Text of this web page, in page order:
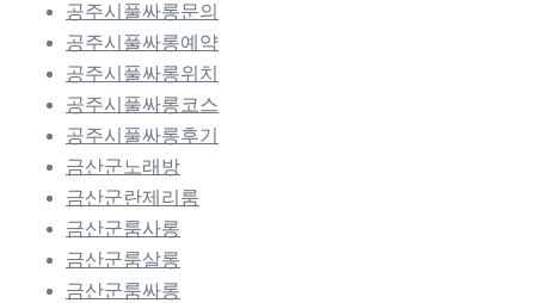
공주시풀싸롱문의
공주시풀싸롱예약
공주시풀싸롱위치
공주시풀싸롱코스
공주시풀싸롱후기
금산군노래방
금산군란제리룸
금산군룸사롱
금산군룸살롱
금산군룸싸롱